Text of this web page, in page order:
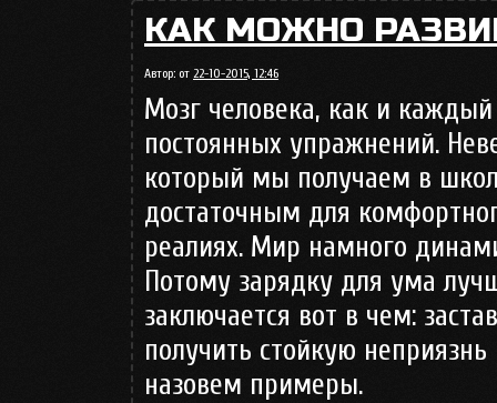
КАК МОЖНО
Автор: от 22-10-2015, 12:46
Мозг человека, как и каждый
постоянных упражнений.
который мы получаем в
достаточным для
реалиях. Мир намного
Потому зарядку для ума
заключается вот в чем:
получить стойкую
назовем примеры.